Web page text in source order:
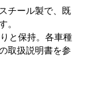
チール製で、既
。
と保持。各車種
取扱説明書を参